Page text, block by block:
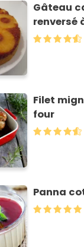
Gâteau
renversé
Filet
four
Panna